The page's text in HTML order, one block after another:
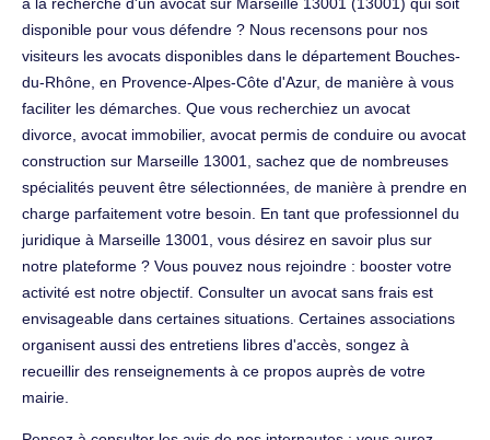
disponible pour vous défendre ? Nous recensons pour nos
visiteurs les avocats disponibles dans le département Bouches-
du-Rhône, en Provence-Alpes-Côte d'Azur, de manière à vous
faciliter les démarches. Que vous recherchiez un avocat
divorce, avocat immobilier, avocat permis de conduire ou avocat
construction sur Marseille 13001, sachez que de nombreuses
spécialités peuvent être sélectionnées, de manière à prendre en
charge parfaitement votre besoin. En tant que professionnel du
juridique à Marseille 13001, vous désirez en savoir plus sur
notre plateforme ? Vous pouvez nous rejoindre : booster votre
activité est notre objectif. Consulter un avocat sans frais est
envisageable dans certaines situations. Certaines associations
organisent aussi des entretiens libres d'accès, songez à
recueillir des renseignements à ce propos auprès de votre
mairie.